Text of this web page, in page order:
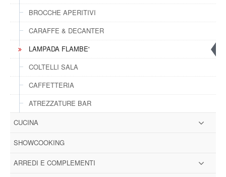
BROCCHE APERITIVI
CARAFFE & DECANTER
LAMPADA FLAMBE'
COLTELLI SALA
CAFFETTERIA
ATREZZATURE BAR
CUCINA
SHOWCOOKING
ARREDI E COMPLEMENTI